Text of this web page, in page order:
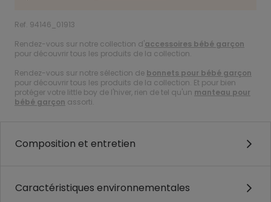
Ref. 94146_01913
Rendez-vous sur notre collection d'accessoires bébé garçon
pour découvrir tous les produits de la collection.
Rendez-vous sur notre sélection de bonnets pour bébé garçon
pour découvrir tous les produits de la collection. Et pour bien
protéger votre little boy de l'hiver, rien de tel qu'un manteau pour
bébé garçon assorti.
Composition et entretien
Caractéristiques environnementales